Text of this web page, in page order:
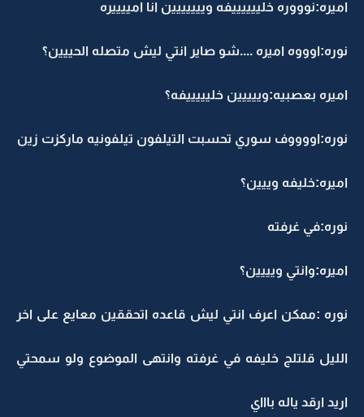
اميره:نوووره خلييييييفه وييييييين انا امييييره
نوره:اوووه اميره ....شو صاير انتي ليش متصله الحييين؟
اميره بعصبيه:وييييين خليييييفه؟
نوره:اووووف سوري تحسبت التيلفون تيلفونيه ماركزت زين
اميره:خليفه وييين؟
نوره:في غرفته
اميره:وانتي ويييين؟
نوره :ممكن اعرف انتي ليش قاعده اتحققين معايع على اخر
الليل قلتلج خليفه في غرفته وانتهى الموضوع ولو سمحتي
اريد ارقد ياله باااي